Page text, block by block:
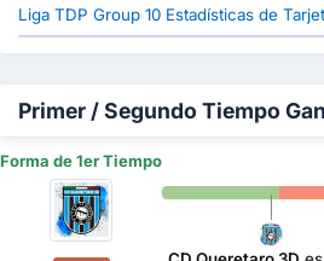
Liga TDP Group 10 Estadísticas de
Primer / Segundo Tiempo
Forma de 1er Tiempo